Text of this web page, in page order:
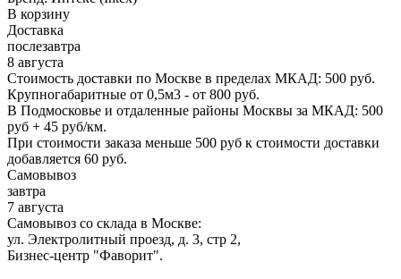
В корзину
Доставка
послезавтра
8 августа
Стоимость доставки по Москве в пределах МКАД: 500 руб.
Крупногабаритные от 0,5м3 - от 800 руб.
В Подмосковье и отдаленные районы Москвы за МКАД: 500
руб + 45 руб/км.
При стоимости заказа меньше 500 руб к стоимости доставки
добавляется 60 руб.
Самовывоз
завтра
7 августа
Самовывоз со склада в Москве:
ул. Электролитный проезд, д. 3, стр 2,
Бизнес-центр "Фаворит".